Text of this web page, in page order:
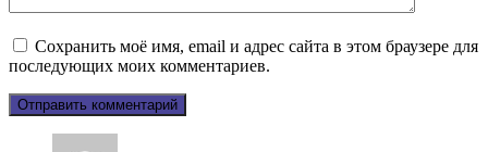
Сохранить моё имя, email и адрес сайта в этом браузере для
последующих моих комментариев.